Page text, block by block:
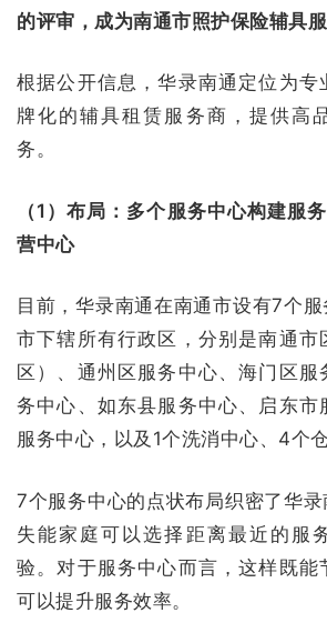
的评审，成为南通市照护保险辅具服
根据公开信息，华录南通定位为专
牌化的辅具租赁服务商，提供高
务。
（1）布局：多个服务中心构建服
营中心
目前，华录南通在南通市设有7个
市下辖所有行政区，分别是南通市
区）、通州区服务中心、海门区服
务中心、如东县服务中心、启东市
服务中心，以及1个洗消中心、4个仓
7个服务中心的点状布局织密了华录
失能家庭可以选择距离最近的服
验。对于服务中心而言，这样既能
可以提升服务效率。